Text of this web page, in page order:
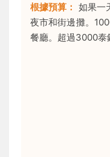
根據預算： 如果一
夜市和街邊攤。
餐廳。超過3000泰